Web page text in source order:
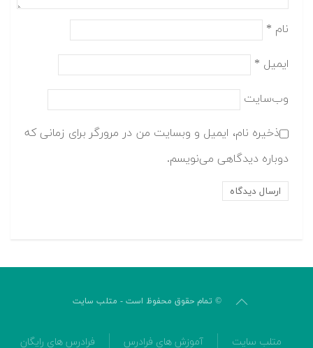
نام *
ایمیل *
وب‌سایت
ذخیره نام، ایمیل و وبسایت من در مرورگر برای زمانی که
دوباره دیدگاهی می‌نویسم.
© تمام حقوق محفوظ است - متلب سایت
متلب سایت آموزش های فرادرس فرادرس های رایگان